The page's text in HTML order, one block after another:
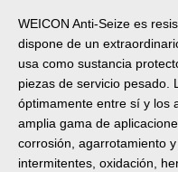
WEICON Anti-Seize es
dispone de un
usa como sustancia
piezas de servicio pesado.
óptimamente entre sí y los
amplia gama de
corrosión, agarrotamiento
intermitentes, oxidación,